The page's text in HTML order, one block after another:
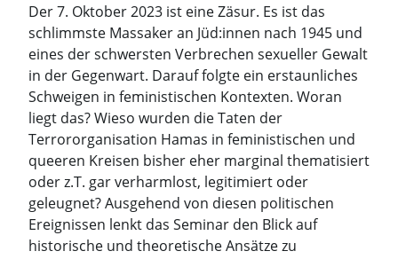
Der 7. Oktober 2023 ist eine Zäsur. Es ist das
schlimmste Massaker an Jüd:innen nach 1945 und
eines der schwersten Verbrechen sexueller Gewalt
in der Gegenwart. Darauf folgte ein erstaunliches
Schweigen in feministischen Kontexten. Woran
liegt das? Wieso wurden die Taten der
Terrororganisation Hamas in feministischen und
queeren Kreisen bisher eher marginal thematisiert
oder z.T. gar verharmlost, legitimiert oder
geleugnet? Ausgehend von diesen politischen
Ereignissen lenkt das Seminar den Blick auf
historische und theoretische Ansätze zu